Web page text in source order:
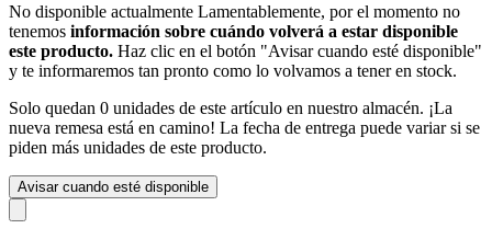
No disponible actualmente Lamentablemente, por el momento no
tenemos información sobre cuándo volverá a estar disponible
este producto. Haz clic en el botón "Avisar cuando esté disponible"
y te informaremos tan pronto como lo volvamos a tener en stock.
Solo quedan 0 unidades de este artículo en nuestro almacén. ¡La
nueva remesa está en camino! La fecha de entrega puede variar si se
piden más unidades de este producto.
Avisar cuando esté disponible